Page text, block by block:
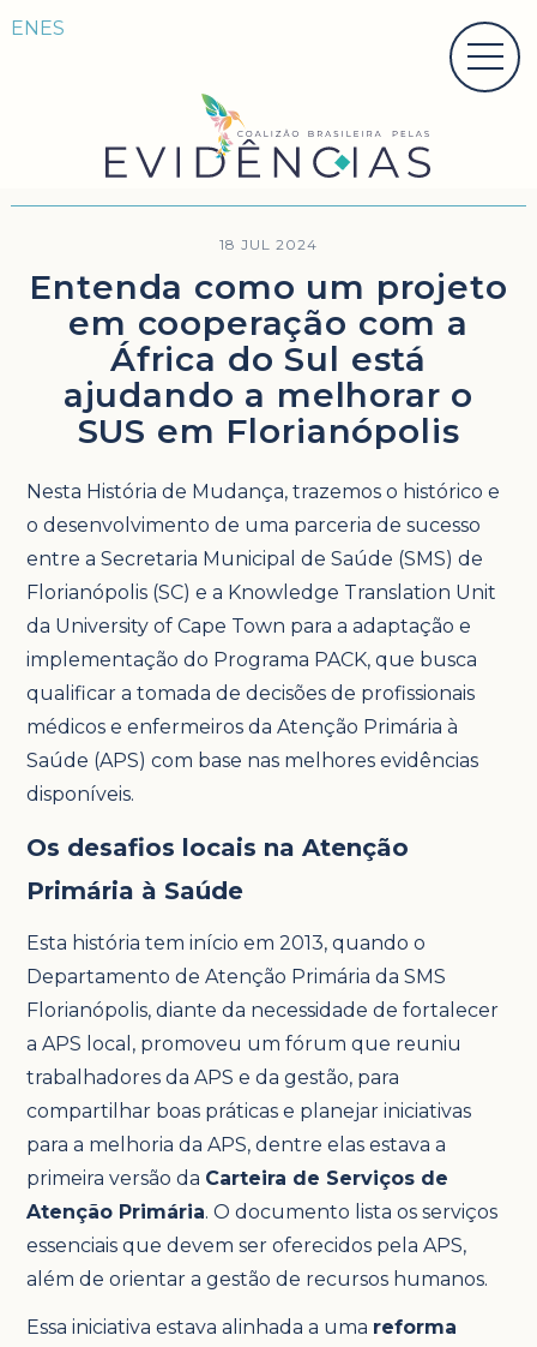
ENES
18 JUL 2024
Entenda como um projeto
em cooperação com a
África do Sul está
ajudando a melhorar o
SUS em Florianópolis
Nesta História de Mudança, trazemos o histórico e
o desenvolvimento de uma parceria de sucesso
entre a Secretaria Municipal de Saúde (SMS) de
Florianópolis (SC) e a Knowledge Translation Unit
da University of Cape Town para a adaptação e
implementação do Programa PACK, que busca
qualificar a tomada de decisões de profissionais
médicos e enfermeiros da Atenção Primária à
Saúde (APS) com base nas melhores evidências
disponíveis.
Os desafios locais na Atenção
Primária à Saúde
Esta história tem início em 2013, quando o
Departamento de Atenção Primária da SMS
Florianópolis, diante da necessidade de fortalecer
a APS local, promoveu um fórum que reuniu
trabalhadores da APS e da gestão, para
compartilhar boas práticas e planejar iniciativas
para a melhoria da APS, dentre elas estava a
primeira versão da Carteira de Serviços de
Atenção Primária. O documento lista os serviços
essenciais que devem ser oferecidos pela APS,
além de orientar a gestão de recursos humanos.
Essa iniciativa estava alinhada a uma reforma